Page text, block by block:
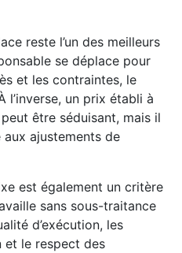
reste l’un des meilleurs
se déplace pour
et les contraintes, le
l’inverse, un prix établi à
être séduisant, mais il
ajustements de
est également un critère
sans sous-traitance
d’exécution, les
et le respect des